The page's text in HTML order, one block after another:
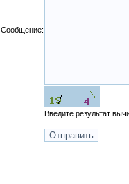
Сообщение:
Введите результат